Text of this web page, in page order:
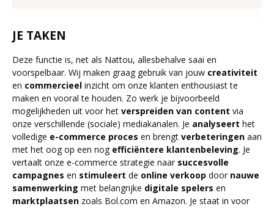
JE TAKEN
Deze functie is, net als Nattou, allesbehalve saai en
voorspelbaar. Wij maken graag gebruik van jouw creativiteit
en commercieel inzicht om onze klanten enthousiast te
maken en vooral te houden. Zo werk je bijvoorbeeld
mogelijkheden uit voor het verspreiden van content via
onze verschillende (sociale) mediakanalen. Je analyseert het
volledige e-commerce proces en brengt verbeteringen aan
met het oog op een nog efficiëntere klantenbeleving. Je
vertaalt onze e-commerce strategie naar succesvolle
campagnes en stimuleert de online verkoop door nauwe
samenwerking met belangrijke digitale spelers en
marktplaatsen zoals Bol.com en Amazon. Je staat in voor